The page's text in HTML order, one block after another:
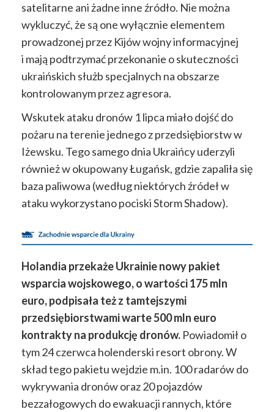
satelitarne ani żadne inne źródło. Nie można
wykluczyć, że są one wyłącznie elementem
prowadzonej przez Kijów wojny informacyjnej
i mają podtrzymać przekonanie o skuteczności
ukraińskich służb specjalnych na obszarze
kontrolowanym przez agresora.
Wskutek ataku dronów 1 lipca miało dojść do
pożaru na terenie jednego z przedsiębiorstw w
Iżewsku. Tego samego dnia Ukraińcy uderzyli
również w okupowany Ługańsk, gdzie zapaliła się
baza paliwowa (według niektórych źródeł w
ataku wykorzystano pociski Storm Shadow).
Holandia przekaże Ukrainie nowy pakiet
wsparcia wojskowego, o wartości 175 mln
euro, podpisała też z tamtejszymi
przedsiębiorstwami warte 500 mln euro
kontrakty na produkcję dronów. Powiadomił o
tym 24 czerwca holenderski resort obrony. W
skład tego pakietu wejdzie m.in. 100 radarów do
wykrywania dronów oraz 20 pojazdów
bezzałogowych do ewakuacji rannych, które